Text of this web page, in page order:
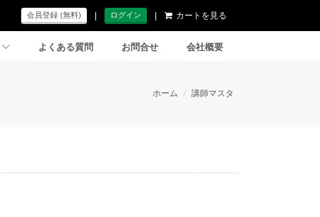
会員登録 (無料) | ログイン | カートを見る
よくある質問 お問合せ 会社概要
ホーム / 講師マスタ